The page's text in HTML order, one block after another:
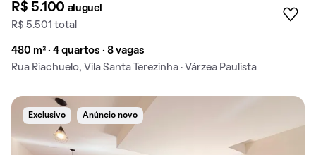
R$ 5.100 aluguel
R$ 5.501 total
480 m² · 4 quartos · 8 vagas
Rua Riachuelo, Vila Santa Terezinha · Várzea Paulista
Exclusivo Anúncio novo